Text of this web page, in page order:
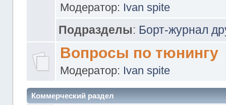
Модератор: Ivan spite
Подразделы: Борт-журнал
Вопросы по тюнингу
Модератор: Ivan spite
Коммерческий раздел